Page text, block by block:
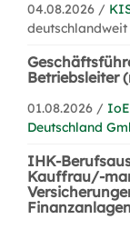
04.08.2026 /
deutschlandweit
Betriebsleiter
01.08.2026 /
Deutschland
IHK-
Kauffrau/-